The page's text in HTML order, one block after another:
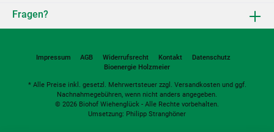
Fragen?
Impressum AGB Widerrufsrecht Kontakt
Datenschutz
Bioenergie Holzmeier
* Alle Preise inkl. gesetzl. Mehrwertsteuer zzgl. Versandkostenund ggf.
Nachnahmegebühren, wenn nicht anders angegeben.
© 2026 Biohof Wiehenglück - Alle Rechte vorbehalten.
Umsetzung: Philipp Stranghöner